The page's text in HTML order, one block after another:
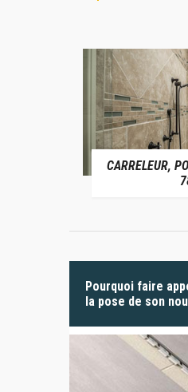
CARRELEUR,
Pourquoi faire
la pose de son